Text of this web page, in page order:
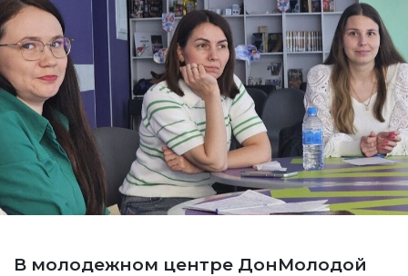
В молодежном центре ДонМолодой